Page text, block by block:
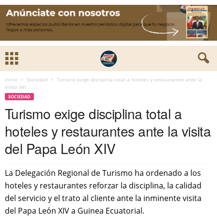
Inicio Sociedad
Turismo exige disciplina total a hoteles y restaurantes ante la
visita del...
SOCIEDAD
Turismo exige disciplina total a
hoteles y restaurantes ante la visita
del Papa León XIV
La Delegación Regional de Turismo ha ordenado a los
hoteles y restaurantes reforzar la disciplina, la calidad
del servicio y el trato al cliente ante la inminente visita
del Papa León XIV a Guinea Ecuatorial.